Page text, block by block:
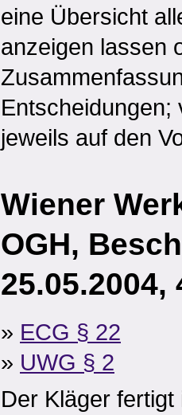
eine Übersicht
anzeigen lassen
Entscheidungen;
jeweils auf den
Wiener
OGH,
25.05.2004,
» ECG § 22
» UWG § 2
Der Kläger